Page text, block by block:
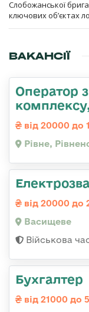
Слобожанської
ключових об’єктах
ВАКАНСІЇ
Оператор
від 20000 до
Рівне,
від 20000 до
Васищеве
Військова
Бухгалтер
від 21000 до